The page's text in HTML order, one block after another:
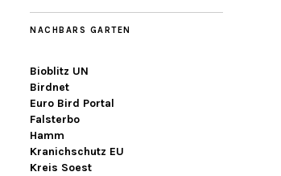
NACHBARS GARTEN
Bioblitz UN
Birdnet
Euro Bird Portal
Falsterbo
Hamm
Kranichschutz EU
Kreis Soest